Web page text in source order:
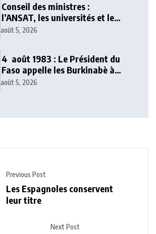
Conseil des ministres :
l’ANSAT, les universités et le
numérique au cœur des
août 5, 2026
4 août 1983 : Le Président du
Faso appelle les Burkinabè à
poursuivre l’idéal
août 5, 2026
Previous Post
Les Espagnoles conservent
leur titre
Next Post